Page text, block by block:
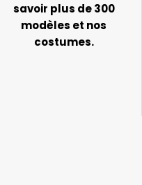
savoir plus de 300
modèles et nos
costumes.